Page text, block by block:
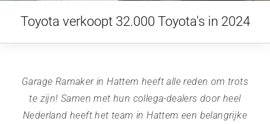
Toyota verkoopt 32.000 Toyota's in 2024
Garage Ramaker in Hattem heeft alle reden om trots
te zijn! Samen met hun collega-dealers door heel
Nederland heeft het team in Hattem een belangrijke